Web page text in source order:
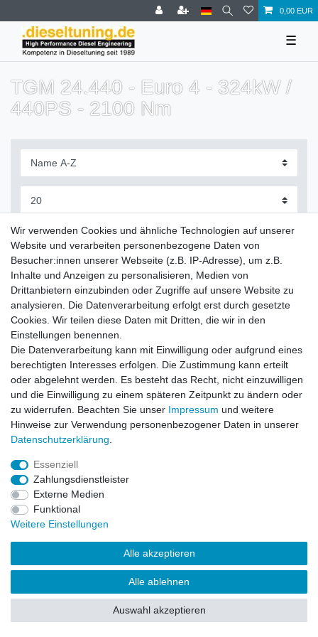
0,00 EUR
☰
TGM 24.440 - Euro 4 - 324kW /
440PS - 2100 Nm
Filter
Zahlung und Versand
Impressum Daten­schutz­erklärung AGB
Barrierefreiheitserklärung Widerrufs­recht
Vertrag widerrufen
© Copyright 2026 | Alle Rechte vorbehalten.
Wir verwenden Cookies und ähnliche Technologien auf unserer
Website und verarbeiten personenbezogene Daten von
Besucher:innen unserer Webseite (z.B. IP-Adresse), um z.B.
Inhalte und Anzeigen zu personalisieren, Medien von
Drittanbietern einzubinden oder Zugriffe auf unsere Website zu
analysieren. Die Datenverarbeitung erfolgt erst durch gesetzte
Cookies. Wir teilen diese Daten mit Dritten, die wir in den
Einstellungen benennen.
Die Datenverarbeitung kann mit Einwilligung oder aufgrund eines
berechtigten Interesses erfolgen. Die Zustimmung kann erteilt
oder abgelehnt werden. Es besteht das Recht, nicht einzuwilligen
und die Einwilligung zu einem späteren Zeitpunkt zu ändern oder
zu widerrufen. Beachten Sie unser Impressum und weitere
Hinweise zur Verwendung personenbezogener Daten in unserer
Daten­schutz­erklärung
Essenziell
Zahlungsdienstleister
Externe Medien
Funktional
Weitere Einstellungen
Alle akzeptieren
Alle ablehnen
Auswahl akzeptieren